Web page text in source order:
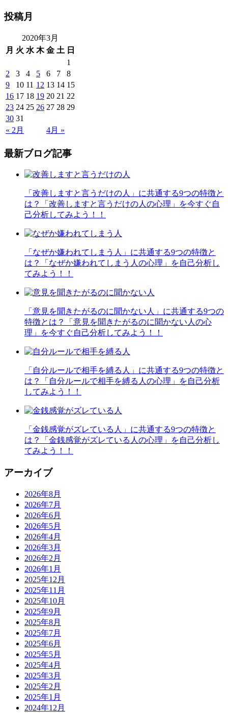
投稿月
2020年3月
月 火 水 木 金 土 日
« 2月 4月 »
1
2
3 4 5 6 7
8
9
10 11 12 13 14 15
16 17 18 19 20 21 22
23 24 25 26 27 28 29
30 31
最新ブログ記事
「改善しますと言うだけの人」に共通する9つの特徴と
は？「改善しますと言うだけの人の心理」を今すぐ自
己分析してみよう！！
「なぜか嫌われてしまう人」に共通する9つの特徴と
は？「なぜか嫌われてしまう人の心理」を自己分析し
てみよう！！
「意見を聞きたがるのに聞かない人」に共通する9つの
特徴とは？「意見を聞きたがるのに聞かない人の心
理」を今すぐ自己分析してみよう！！
「自分ルールで相手を縛る人」に共通する9つの特徴と
は？「自分ルールで相手を縛る人の心理」を自己分析
してみよう！！
「金銭感覚がズレている人」に共通する9つの特徴と
は？「金銭感覚がズレている人の心理」を自己分析し
てみよう！！
アーカイブ
2026年8月
2026年7月
2026年6月
2026年5月
2026年4月
2026年3月
2026年2月
2026年1月
2025年12月
2025年11月
2025年10月
2025年9月
2025年8月
2025年7月
2025年6月
2025年5月
2025年4月
2025年3月
2025年2月
2025年1月
2024年12月